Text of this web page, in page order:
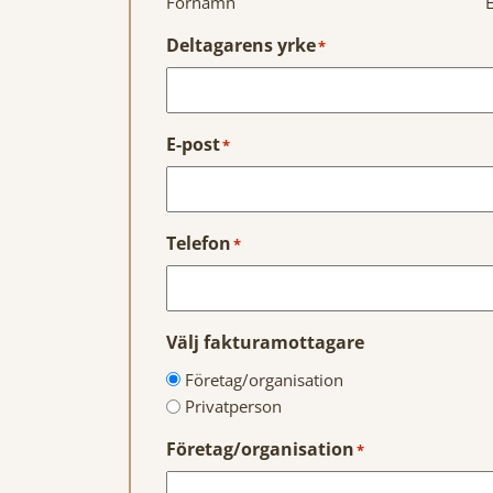
Deltagarens yrke*
E-post*
Telefon*
Välj fakturamottagare
Företag/organisation
Privatperson
Företag/organisation*